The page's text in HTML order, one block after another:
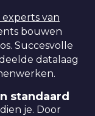
experts van
bouwen
Succesvolle
datalaag
standaard
je. Door